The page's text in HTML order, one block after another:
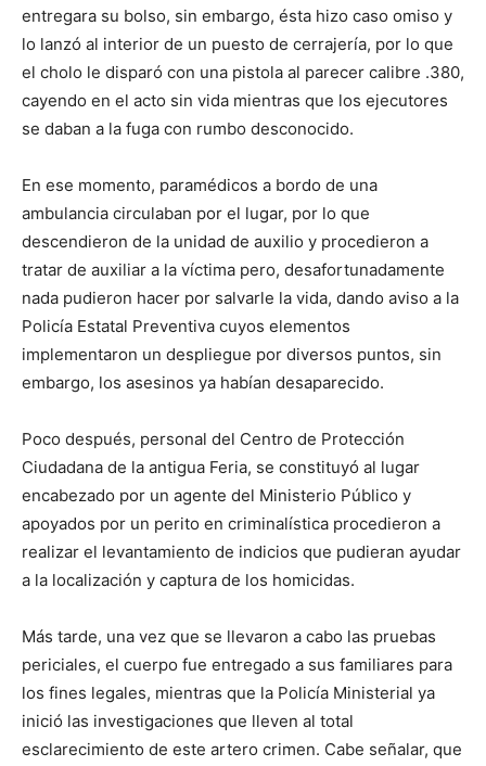
entregara su bolso, sin embargo, ésta hizo caso omiso y
lo lanzó al interior de un puesto de cerrajería, por lo que
el cholo le disparó con una pistola al parecer calibre .380,
cayendo en el acto sin vida mientras que los ejecutores
se daban a la fuga con rumbo desconocido.
En ese momento, paramédicos a bordo de una
ambulancia circulaban por el lugar, por lo que
descendieron de la unidad de auxilio y procedieron a
tratar de auxiliar a la víctima pero, desafortunadamente
nada pudieron hacer por salvarle la vida, dando aviso a la
Policía Estatal Preventiva cuyos elementos
implementaron un despliegue por diversos puntos, sin
embargo, los asesinos ya habían desaparecido.
Poco después, personal del Centro de Protección
Ciudadana de la antigua Feria, se constituyó al lugar
encabezado por un agente del Ministerio Público y
apoyados por un perito en criminalística procedieron a
realizar el levantamiento de indicios que pudieran ayudar
a la localización y captura de los homicidas.
Más tarde, una vez que se llevaron a cabo las pruebas
periciales, el cuerpo fue entregado a sus familiares para
los fines legales, mientras que la Policía Ministerial ya
inició las investigaciones que lleven al total
esclarecimiento de este artero crimen. Cabe señalar, que